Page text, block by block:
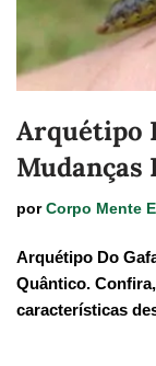
Arquétipo
Mudanças
por Corpo Mente
Arquétipo Do
Quântico.
características